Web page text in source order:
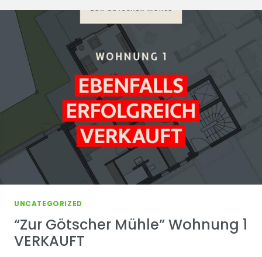
5
VERKAUFT
UNCATEGORIZED
“Zur Götscher Mühle” Wohnung 1
VERKAUFT